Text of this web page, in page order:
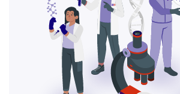
Лабораторная диагностика
Точные анализы для контроля здоровья и
выявления заболеваний.